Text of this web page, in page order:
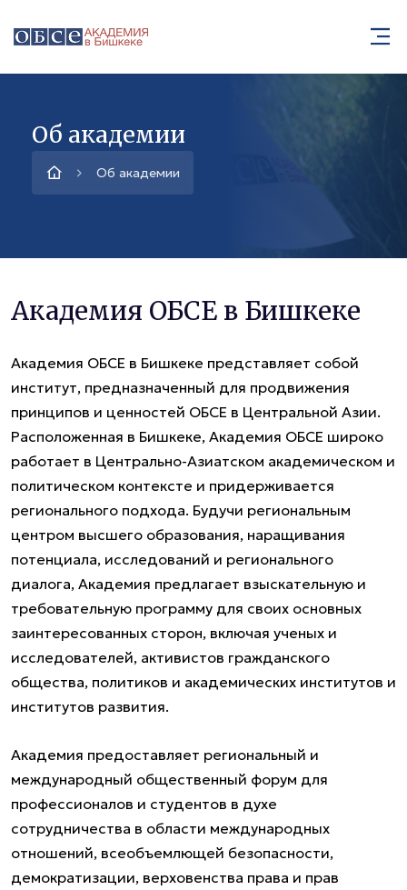
Об академии
Об академии
Академия ОБСЕ в Бишкеке
Академия ОБСЕ в Бишкеке представляет собой
институт, предназначенный для продвижения
принципов и ценностей ОБСЕ в Центральной Азии.
Расположенная в Бишкеке, Академия ОБСЕ широко
работает в Центрально-Азиатском академическом и
политическом контексте и придерживается
регионального подхода. Будучи региональным
центром высшего образования, наращивания
потенциала, исследований и регионального
диалога, Академия предлагает взыскательную и
требовательную программу для своих основных
заинтересованных сторон, включая ученых и
исследователей, активистов гражданского
общества, политиков и академических институтов и
институтов развития.
Академия предоставляет региональный и
международный общественный форум для
профессионалов и студентов в духе
сотрудничества в области международных
отношений, всеобъемлющей безопасности,
демократизации, верховенства права и прав